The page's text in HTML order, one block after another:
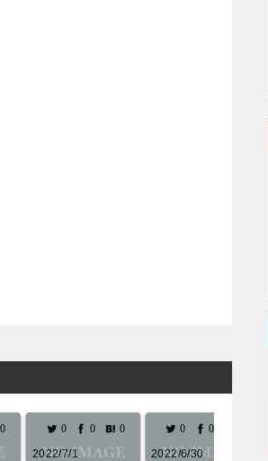
0 0
2022/6/30 2022/6/30